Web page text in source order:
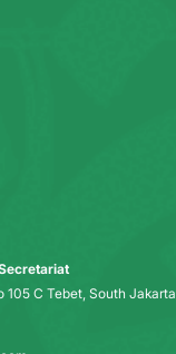
105 C Tebet, South Jakarta